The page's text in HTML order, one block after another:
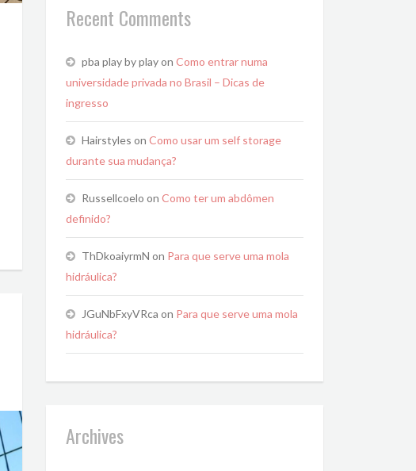
Recent Comments
pba play by playon Como entrar numa
universidade privada no Brasil – Dicas de
ingresso
Hairstyles on Como usar um self storage
durante sua mudança?
Russellcoelo on Como ter um abdômen
definido?
ThDkoaiyrmN on Para que serve uma mola
hidráulica?
JGuNbFxyVRca on Para que serve uma mola
hidráulica?
Archives